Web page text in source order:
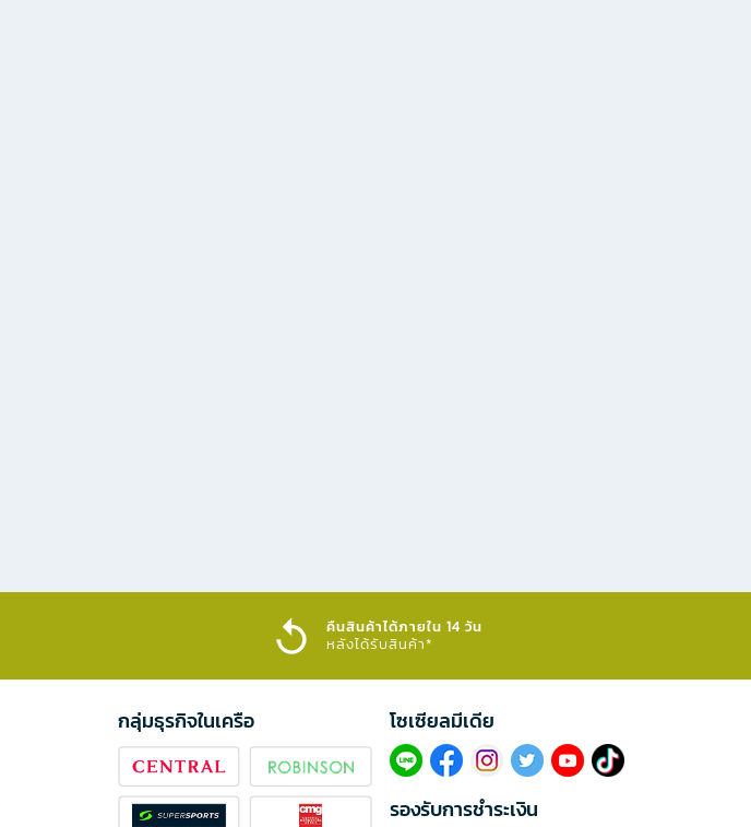
คืนสินค้าได้ภายใน 14 วัน
หลังได้รับสินค้า*
กลุ่มธุรกิจในเครือ โซเซียลมีเดีย​
รองรับการชำระเงิน